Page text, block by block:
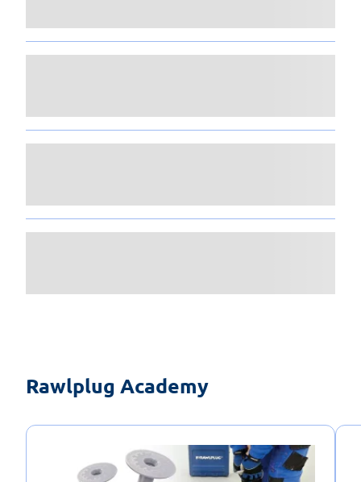
Rawlplug Academy